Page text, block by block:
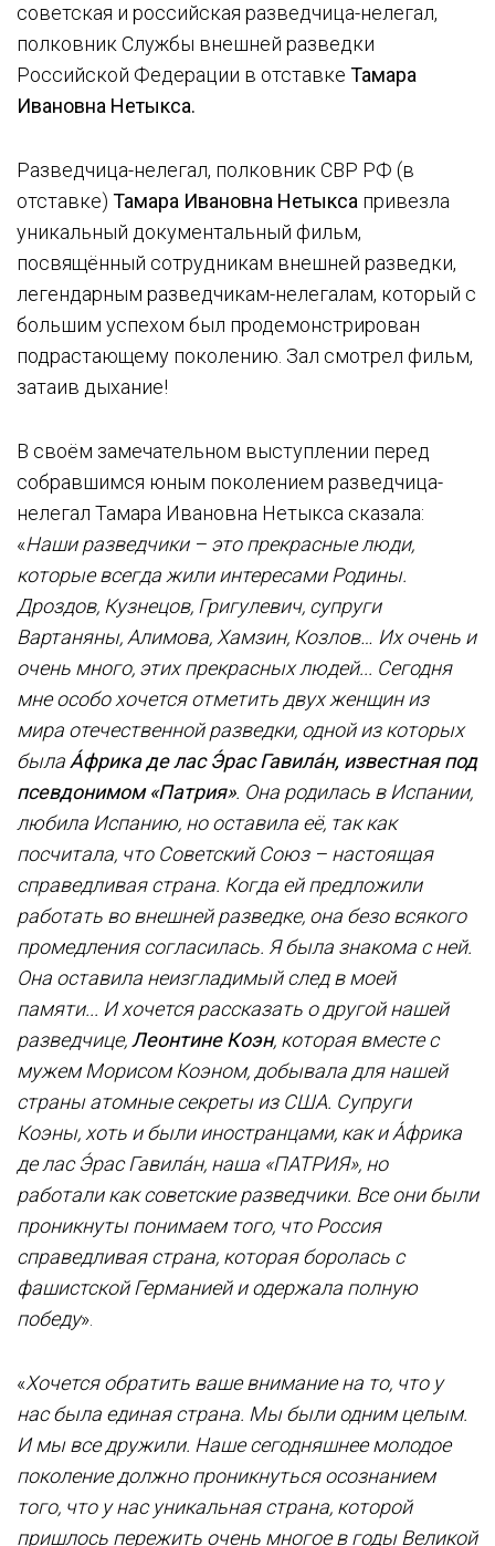
советская и российская разведчица-нелегал,
полковник Службы внешней разведки
Российской Федерации в отставке Тамара
Ивановна Нетыкса.
Разведчица-нелегал, полковник СВР РФ (в
отставке) Тамара Ивановна Нетыкса привезла
уникальный документальный фильм,
посвящённый сотрудникам внешней разведки,
легендарным разведчикам-нелегалам, который с
большим успехом был продемонстрирован
подрастающему поколению. Зал смотрел фильм,
затаив дыхание!
В своём замечательном выступлении перед
собравшимся юным поколением разведчица-
нелегал Тамара Ивановна Нетыкса сказала:
«Наши разведчики – это прекрасные люди,
которые всегда жили интересами Родины.
Дроздов, Кузнецов, Григулевич, супруги
Вартаняны, Алимова, Хамзин, Козлов… Их очень и
очень много, этих прекрасных людей... Сегодня
мне особо хочется отметить двух женщин из
мира отечественной разведки, одной из которых
былаА́фрика де лас Э́рас Гавила́н, известная под
псевдонимом «Патрия». Она родилась в Испании,
любила Испанию, но оставила её, так как
посчитала, что Советский Союз – настоящая
справедливая страна. Когда ей предложили
работать во внешней разведке, она безо всякого
промедления согласилась. Я была знакома с ней.
Она оставила неизгладимый след в моей
памяти... И хочется рассказать о другой нашей
разведчице,Леонтине Коэн, которая вместе с
мужем Морисом Коэном, добывала для нашей
страны атомные секреты из США. Супруги
Коэны, хоть и были иностранцами, как и А́фрика
де лас Э́рас Гавила́н, наша «ПАТРИЯ», но
работали как советские разведчики. Все они были
проникнуты понимаем того, что Россия
справедливая страна, которая боролась с
фашистской Германией и одержала полную
победу».
«Хочется обратить ваше внимание на то, что у
нас была единая страна. Мы были одним целым.
И мы все дружили. Наше сегодняшнее молодое
поколение должно проникнуться осознанием
того, что у нас уникальная страна, которой
пришлось пережить очень многое в годы Великой